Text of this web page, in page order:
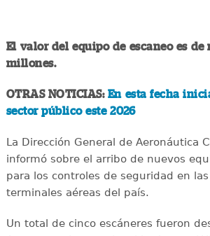
El valor del equipo de escaneo es de
millones.
OTRAS NOTICIAS: En esta fecha
sector público este 2026
La Dirección General de Aeronáutica
informó sobre el arribo de nuevos
para los controles de seguridad en
terminales aéreas del país.
Un total de cinco escáneres fueron